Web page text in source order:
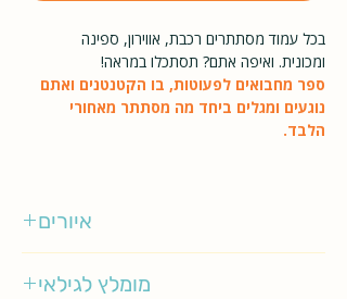
בכל עמוד מסתתרים רכבת, אווירון, ספינה
ומכונית. ואיפה אתם? תסתכלו במראה!
ספר מחבואים לפעוטות, בו הקטנטנים ואתם
נוגעים ומגלים ביחד מה מסתתר מאחורי
הלבד.
איורים
מומלץ לגילאי